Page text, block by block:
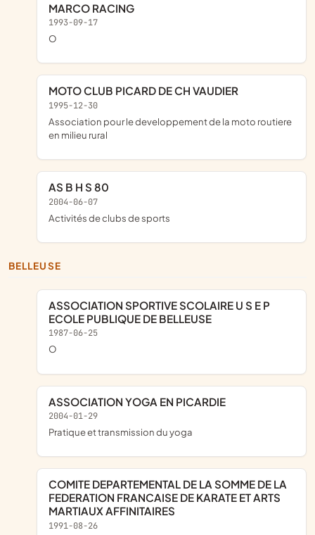
MARCO RACING
1993-09-17
o
MOTO CLUB PICARD DE CH VAUDIER
1995-12-30
association pour le developpement de la moto routiere
en milieu rural
AS B H S 80
2004-06-07
Activités de clubs de sports
BELLEUSE
ASSOCIATION SPORTIVE SCOLAIRE U S E P
ECOLE PUBLIQUE DE BELLEUSE
1987-06-25
o
ASSOCIATION YOGA EN PICARDIE
2004-01-29
pratique et transmission du yoga
COMITE DEPARTEMENTAL DE LA SOMME DE LA
FEDERATION FRANCAISE DE KARATE ET ARTS
MARTIAUX AFFINITAIRES
1991-08-26